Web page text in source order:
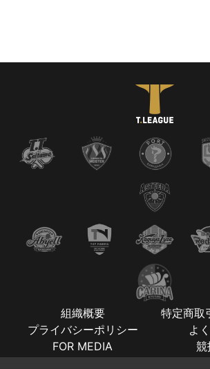
組織概要
特定商取
プライバシーポリシー
よ
FOR MEDIA
競